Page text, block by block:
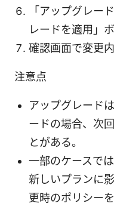
「アップグレー
レードを適用」
確認画面で変更
注意点
アップグレード
ードの場合、次
とがある。
一部のケースで
新しいプランに
更時のポリシーを